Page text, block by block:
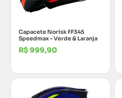
Capacete Norisk FF345
Speedmax – Verde & Laranja
R$999,90